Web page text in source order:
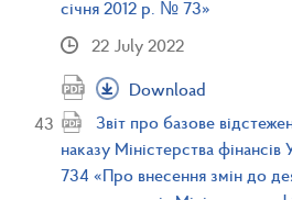
січня 2012 р. № 73»
22 July 2022
Download
Звіт про базове
наказу Міністерства
734 «Про внесення змін до